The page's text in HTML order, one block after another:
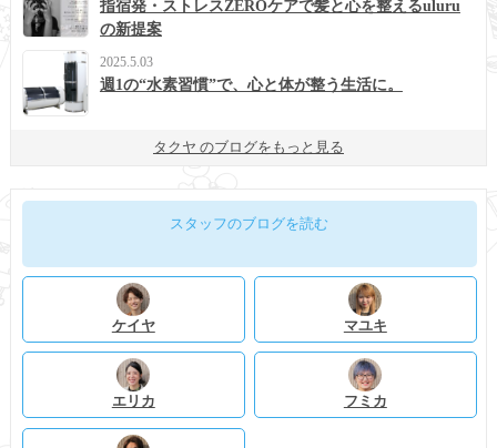
指宿発・ストレスZEROケアで髪と心を整えるuluru
の新提案
2025.5.03
週1の“水素習慣”で、心と体が整う生活に。
タクヤ のブログをもっと見る
スタッフのブログを読む
ケイヤ マユキ
エリカ フミカ